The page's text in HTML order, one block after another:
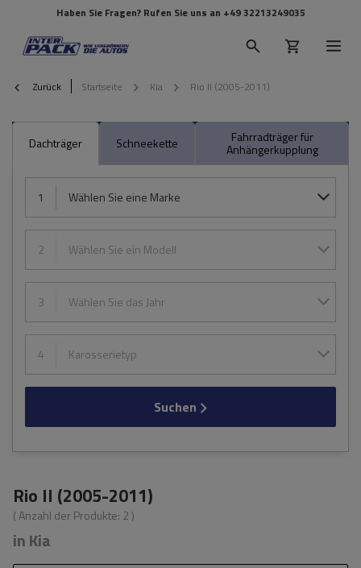
Haben Sie Fragen? Rufen Sie uns an +49 32213249035
Zurück Startseite Kia Rio II (2005-2011)
Dachträger Schneekette Fahrradträger für
Anhängerkupplung
1 Wählen Sie eine Marke
2 Wählen Sie ein Modell
3 Wählen Sie das Jahr
4 Karosserietyp
Suchen
Rio II (2005-2011)
( Anzahl der Produkte: 2 )
in Kia